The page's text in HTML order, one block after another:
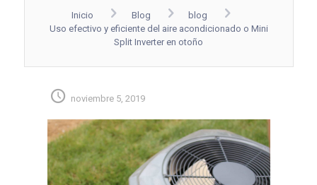
Inicio Blog
blog
Uso efectivo y eficiente del aire acondicionado o Mini
Split Inverter en otoño
noviembre 5, 2019